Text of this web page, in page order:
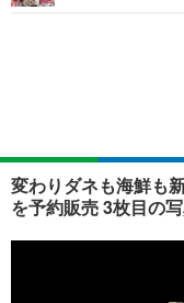
ショッピング
変わりダネも海鮮も
を予約販売 3枚目の